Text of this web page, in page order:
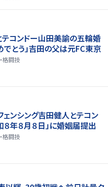
テコンドー山田美諭の五輪婚
でとう」吉田の父は元FC東京
格闘技
ェンシング吉田健人とテコン
年８月８日」に婚姻届提出
格闘技